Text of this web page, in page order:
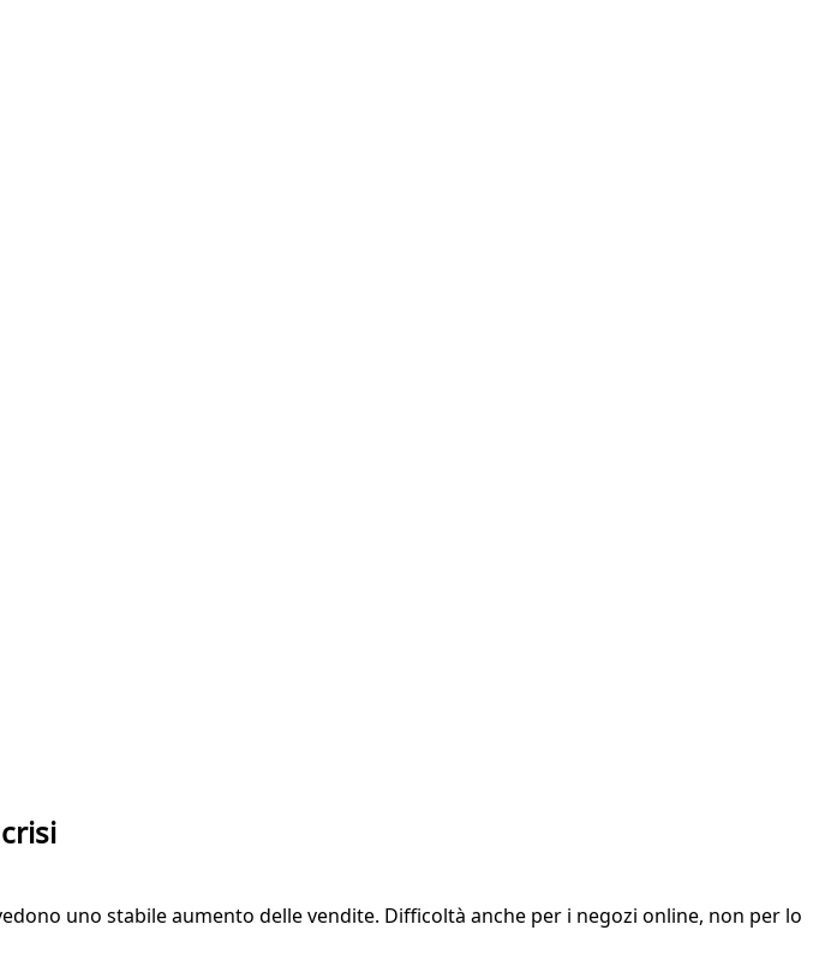
uno stabile aumento delle vendite. Difficoltà anche per i negozi online, non per lo